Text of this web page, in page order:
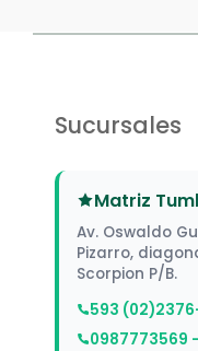
Sucursales
Matriz
Av. Oswaldo
Pizarro,
Scorpion P/B.
593
0987773569